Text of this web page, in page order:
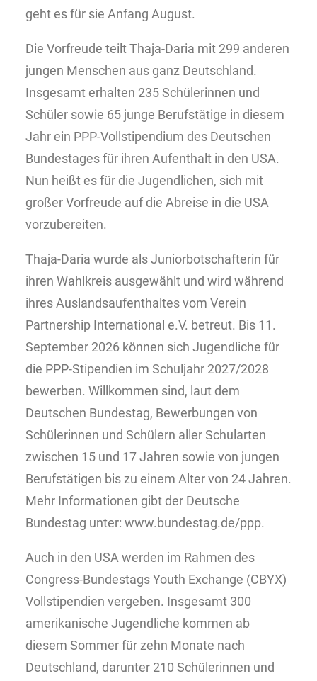
geht es für sie Anfang August.
Die Vorfreude teilt Thaja-Daria mit 299 anderen
jungen Menschen aus ganz Deutschland.
Insgesamt erhalten 235 Schülerinnen und
Schüler sowie 65 junge Berufstätige in diesem
Jahr ein PPP-Vollstipendium des Deutschen
Bundestages für ihren Aufenthalt in den USA.
Nun heißt es für die Jugendlichen, sich mit
großer Vorfreude auf die Abreise in die USA
vorzubereiten.
Thaja-Daria wurde als Juniorbotschafterin für
ihren Wahlkreis ausgewählt und wird während
ihres Auslandsaufenthaltes vom Verein
Partnership International e.V. betreut. Bis 11.
September 2026 können sich Jugendliche für
die PPP-Stipendien im Schuljahr 2027/2028
bewerben. Willkommen sind, laut dem
Deutschen Bundestag, Bewerbungen von
Schülerinnen und Schülern aller Schularten
zwischen 15 und 17 Jahren sowie von jungen
Berufstätigen bis zu einem Alter von 24 Jahren.
Mehr Informationen gibt der Deutsche
Bundestag unter: www.bundestag.de/ppp.
Auch in den USA werden im Rahmen des
Congress-Bundestags Youth Exchange (CBYX)
Vollstipendien vergeben. Insgesamt 300
amerikanische Jugendliche kommen ab
diesem Sommer für zehn Monate nach
Deutschland, darunter 210 Schülerinnen und